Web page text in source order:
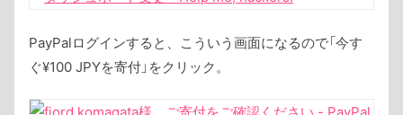
PayPalログインすると、こういう画面になるので「今す
ぐ¥100 JPYを寄付」をクリック。